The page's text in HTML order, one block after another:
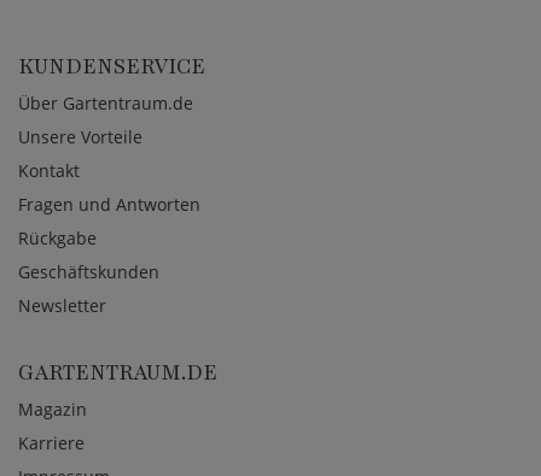
KUNDENSERVICE
Über Gartentraum.de
Unsere Vorteile
Kontakt
Fragen und Antworten
Rückgabe
Geschäftskunden
Newsletter
GARTENTRAUM.DE
Magazin
Karriere